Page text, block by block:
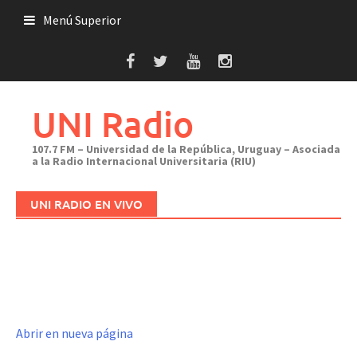
Menú Superior
UNI Radio
107.7 FM – Universidad de la República, Uruguay – Asociada
a la Radio Internacional Universitaria (RIU)
UNI RADIO EN VIVO
Abrir en nueva página